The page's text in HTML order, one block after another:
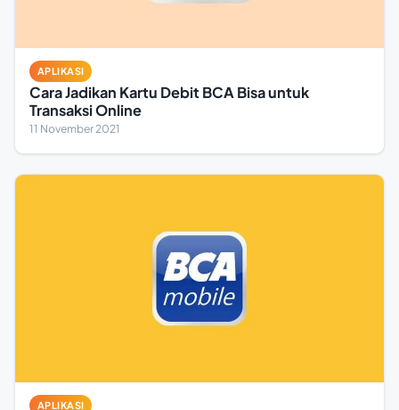
APLIKASI
Cara Jadikan Kartu Debit BCA Bisa untuk
Transaksi Online
11 November 2021
APLIKASI